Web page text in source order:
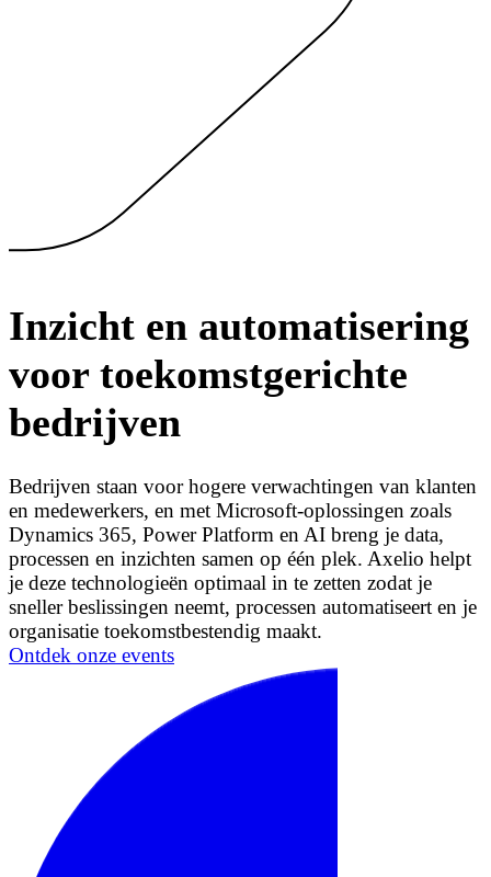
Inzicht en automatisering
voor toekomstgerichte
bedrijven
Bedrijven staan voor hogere verwachtingen van klanten
en medewerkers, en met Microsoft-oplossingen zoals
Dynamics 365, Power Platform en AI breng je data,
processen en inzichten samen op één plek. Axelio helpt
je deze technologieën optimaal in te zetten zodat je
sneller beslissingen neemt, processen automatiseert en je
organisatie toekomstbestendig maakt.
Ontdek onze events